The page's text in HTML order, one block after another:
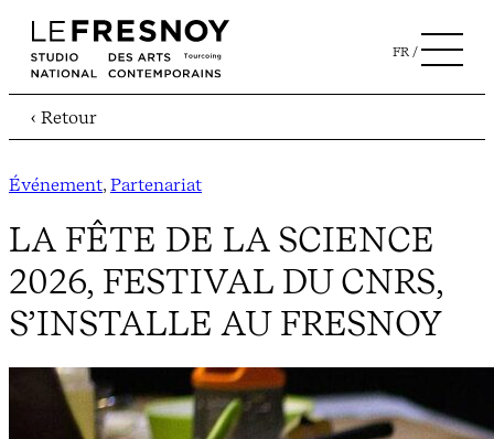
FR
‹ Retour
Événement, Partenariat
LA FÊTE DE LA SCIENCE
2026, FESTIVAL DU CNRS,
S’INSTALLE AU FRESNOY